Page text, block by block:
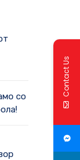
со
Contact Us